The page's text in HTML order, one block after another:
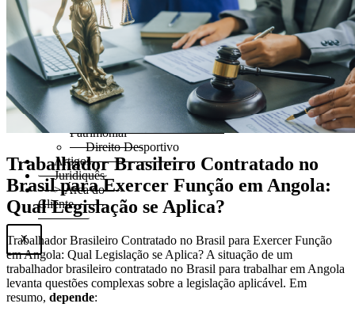
Direito Imobiliário
Direito de Família e
Sucessões
Direito Empresarial e
Societário
Direito Civil
Direito Administrativo
Defesa Ambiental
Planejamento Empresarial e
Patrimonial
Direito Desportivo
Artigos
Juridiquês
> Área do
Cliente
X
Trabalhador Brasileiro Contratado no
Brasil para Exercer Função em Angola:
Qual Legislação se Aplica?
Trabalhador Brasileiro Contratado no Brasil para Exercer Função
em Angola: Qual Legislação se Aplica? A situação de um
trabalhador brasileiro contratado no Brasil para trabalhar em Angola
levanta questões complexas sobre a legislação aplicável. Em
resumo, depende: